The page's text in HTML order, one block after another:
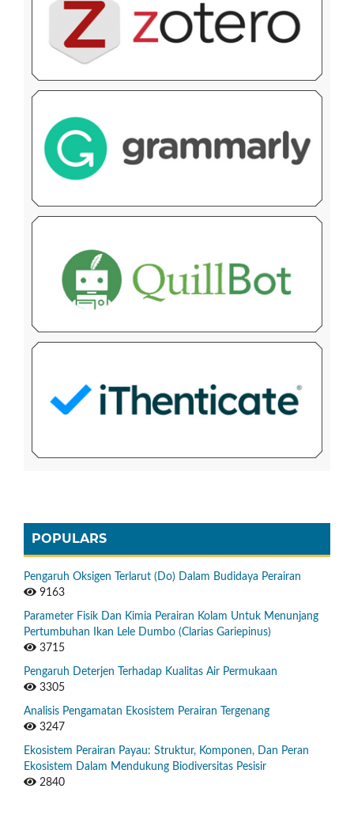
POPULARS
Pengaruh Oksigen Terlarut (Do) Dalam Budidaya Perairan
9163
Parameter Fisik Dan Kimia Perairan Kolam Untuk Menunjang
Pertumbuhan Ikan Lele Dumbo (Clarias Gariepinus)
3715
Pengaruh Deterjen Terhadap Kualitas Air Permukaan
3305
Analisis Pengamatan Ekosistem Perairan Tergenang
3247
Ekosistem Perairan Payau: Struktur, Komponen, Dan Peran
Ekosistem Dalam Mendukung Biodiversitas Pesisir
2840